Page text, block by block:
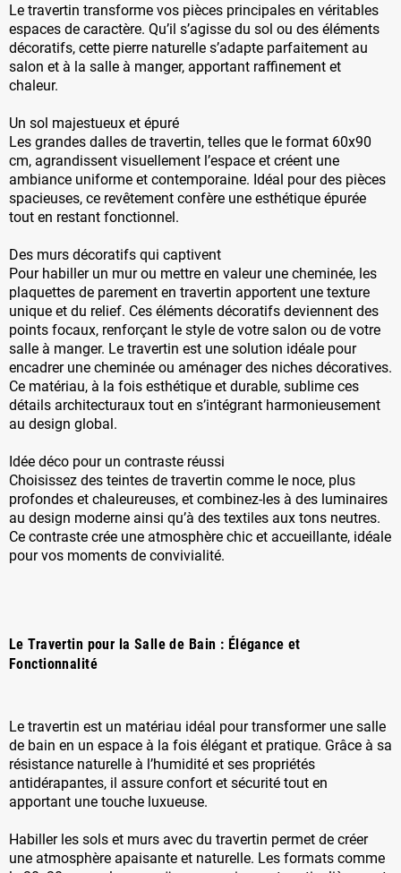
Le travertin transforme vos pièces principales en véritables
espaces de caractère. Qu’il s’agisse du sol ou des éléments
décoratifs, cette pierre naturelle s’adapte parfaitement au
salon et à la salle à manger, apportant raffinement et
chaleur.
Un sol majestueux et épuré
Les grandes dalles de travertin, telles que le format 60x90
cm, agrandissent visuellement l’espace et créent une
ambiance uniforme et contemporaine. Idéal pour des pièces
spacieuses, ce revêtement confère une esthétique épurée
tout en restant fonctionnel.
Des murs décoratifs qui captivent
Pour habiller un mur ou mettre en valeur une cheminée, les
plaquettes de parement en travertin apportent une texture
unique et du relief. Ces éléments décoratifs deviennent des
points focaux, renforçant le style de votre salon ou de votre
salle à manger. Le travertin est une solution idéale pour
encadrer une cheminée ou aménager des niches décoratives.
Ce matériau, à la fois esthétique et durable, sublime ces
détails architecturaux tout en s’intégrant harmonieusement
au design global.
Idée déco pour un contraste réussi
Choisissez des teintes de travertin comme le noce, plus
profondes et chaleureuses, et combinez-les à des luminaires
au design moderne ainsi qu’à des textiles aux tons neutres.
Ce contraste crée une atmosphère chic et accueillante, idéale
pour vos moments de convivialité.
Le Travertin pour la Salle de Bain : Élégance et
Fonctionnalité
Le travertin est un matériau idéal pour transformer une salle
de bain en un espace à la fois élégant et pratique. Grâce à sa
résistance naturelle à l’humidité et ses propriétés
antidérapantes, il assure confort et sécurité tout en
apportant une touche luxueuse.
Habiller les sols et murs avec du travertin permet de créer
une atmosphère apaisante et naturelle. Les formats comme